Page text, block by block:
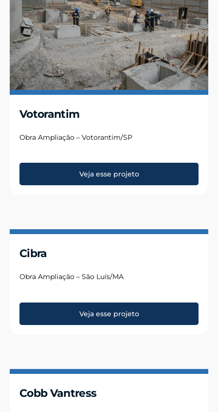
Votorantim
Obra Ampliação – Votorantim/SP
Veja esse projeto
Cibra
Obra Ampliação – São Luís/MA
Veja esse projeto
Cobb Vantress